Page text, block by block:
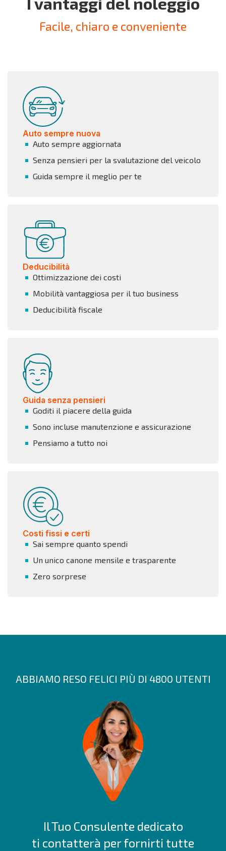
Facile, chiaro e conveniente
Auto sempre nuova
Auto sempre aggiornata
Senza pensieri per la svalutazione del veicolo
Guida sempre il meglio per te
Deducibilità
Ottimizzazione dei costi
Mobilità vantaggiosa per il tuo business
Deducibilità fiscale
Guida senza pensieri
Goditi il piacere della guida
Sono incluse manutenzione e assicurazione
Pensiamo a tutto noi
Costi fissi e certi
Sai sempre quanto spendi
Un unico canone mensile e trasparente
Zero sorprese
ABBIAMO RESO FELICI PIÙ DI 4800 UTENTI
Il Tuo Consulente dedicato
ti contatterà per fornirti tutte